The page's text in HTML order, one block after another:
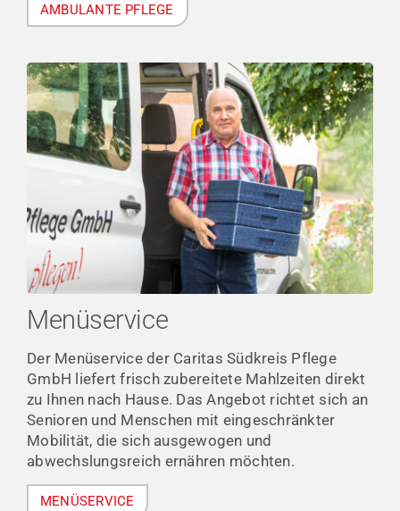
AMBULANTE PFLEGE
Menüservice
Der Menüservice der Caritas Südkreis Pflege
GmbH liefert frisch zubereitete Mahlzeiten direkt
zu Ihnen nach Hause. Das Angebot richtet sich an
Senioren und Menschen mit eingeschränkter
Mobilität, die sich ausgewogen und
abwechslungsreich ernähren möchten.
MENÜSERVICE